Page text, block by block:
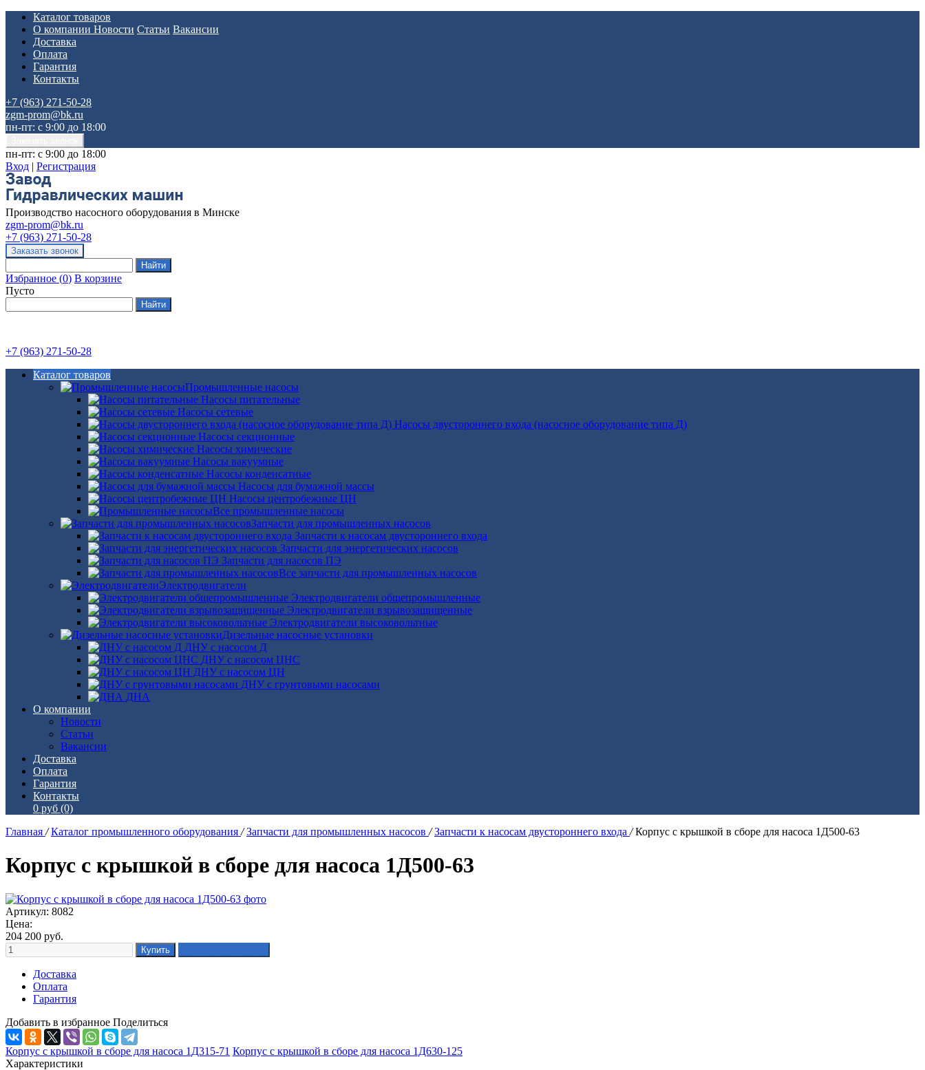
Каталог товаров
О компании Новости Статьи Вакансии
Доставка
Оплата
Гарантия
Контакты
+7 (963) 271-50-28
zgm-prom@bk.ru
пн-пт: с 9:00 до 18:00
пн-пт: с 9:00 до 18:00
Вход | Регистрация
Производство насосного оборудования в Минске
zgm-prom@bk.ru
+7 (963) 271-50-28
Избранное (0) В корзине
Пусто
+7 (963) 271-50-28
Каталог товаров
Промышленные насосы
Насосы питательные
Насосы сетевые
Насосы двустороннего входа (насосное оборудование типа Д)
Насосы секционные
Насосы химические
Насосы вакуумные
Насосы конденсатные
Насосы для бумажной массы
Насосы центробежные ЦН
Все промышленные насосы
Запчасти для промышленных насосов
Запчасти к насосам двустороннего входа
Запчасти для энергетических насосов
Запчасти для насосов ПЭ
Все запчасти для промышленных насосов
Электродвигатели
Электродвигатели общепромышленные
Электродвигатели взрывозащищенные
Электродвигатели высоковольтные
Дизельные насосные установки
ДНУ с насосом Д
ДНУ с насосом ЦНС
ДНУ с насосом ЦН
ДНУ с грунтовыми насосами
ДНА
О компании
Новости
Статьи
Вакансии
Доставка
Оплата
Гарантия
Контакты
0 руб (0)
Главная / Каталог промышленного оборудования / Запчасти для промышленных насосов / Запчасти к насосам двустороннего входа / Корпус с крышкой в сборе для насоса 1Д500-63
Корпус с крышкой в сборе для насоса 1Д500-63
Артикул: 8082
Цена:
204 200 руб.
Доставка
Оплата
Гарантия
Добавить в избранное Поделиться
Корпус с крышкой в сборе для насоса 1Д315-71 Корпус с крышкой в сборе для насоса 1Д630-125
Характеристики